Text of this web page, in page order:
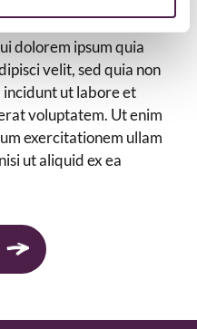
dolorem ipsum quia
velit, sed quia non
incidunt ut labore et
voluptatem. Ut enim
exercitationem ullam
ut aliquid ex ea